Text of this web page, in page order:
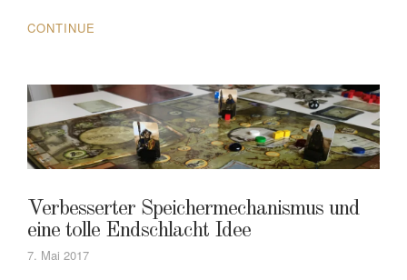
CONTINUE
Verbesserter Speichermechanismus und
eine tolle Endschlacht Idee
7. Mai 2017